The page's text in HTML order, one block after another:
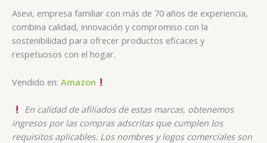
Asevi, empresa familiar con más de 70 años de experiencia,
combina calidad, innovación y compromiso con la
sostenibilidad para ofrecer productos eficaces y
respetuosos con el hogar.
Vendido en: Amazon
En calidad de afiliados de estas marcas, obtenemos
ingresos por las compras adscritas que cumplen los
requisitos aplicables. Los nombres y logos comerciales son